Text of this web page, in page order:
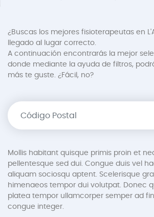
¿Buscas los mejores fisioterapeutas en
llegado al lugar correcto.
A continuación encontrarás la mejor
donde mediante la ayuda de filtros,
más te guste. ¿Fácil, no?
Mollis habitant quisque primis proin et
pellentesque sed dui. Congue duis vel
aliquam sociosqu aptent. Scelerisque
himenaeos tempor dui volutpat. Donec
platea tempor ullamcorper semper ad
congue integer.